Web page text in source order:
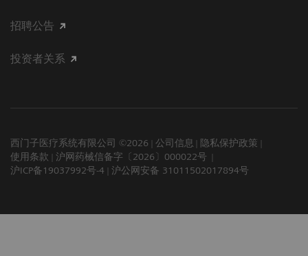
招聘公告
投资者关系
西门子医疗系统有限公司 ©2026 公司信息
隐私保护政策
使用条款
沪网药械信备字〔2026〕000022号
沪ICP备19037992号-4
沪公网安备 31011502017894号